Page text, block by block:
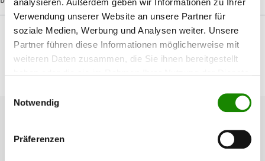
Verwendung unserer Website an unsere Partner für
soziale Medien, Werbung und Analysen weiter. Unsere
Partner führen diese Informationen möglicherweise mit
weiteren Daten zusammen, die Sie ihnen bereitgestellt
Notwendig
Präferenzen